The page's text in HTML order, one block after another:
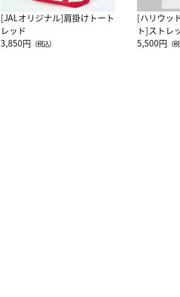
[JALオリジナル]肩掛けトート
レッド
3,850円 （税込）
[ハリウッ
ト]ストレ
ーネック
5,500円 （